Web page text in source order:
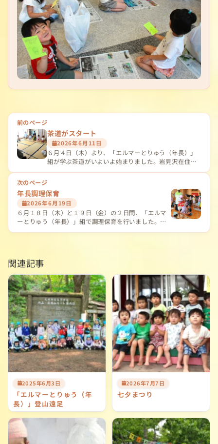
投
稿
ナ
ビ
ゲ
ー
シ
ョ
前のページ
茶道がスタート
2026年6月11日
６月４日（木）より、「エルマーとりゅう（年長）」
組が学ぶ茶道がいよいよ始まりました。岩見沢在住
の…
次のページ
年長調理保育
2026年6月19日
６月１８日（木）と１９日（金）の２日間、「エルマ
ーとりゅう（年長）」組で調理保育を行いました。
春…
関連記事
2025年6月3日
「エルマーとりゅう（年
長）」登山遠足
2026年7月7日
七夕まつり